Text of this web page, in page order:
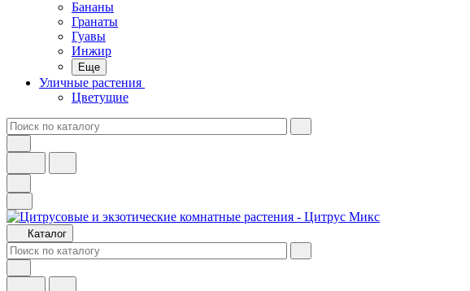
Бананы
Гранаты
Гуавы
Инжир
Еще
Уличные растения
Цветущие
Каталог